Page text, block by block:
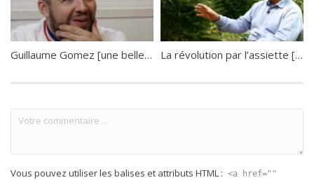
Guillaume Gomez [une belle philosophie] La révolution par l’assiette [paroles de chefs]
Vous pouvez utiliser les balises et attributs HTML : <a href=""